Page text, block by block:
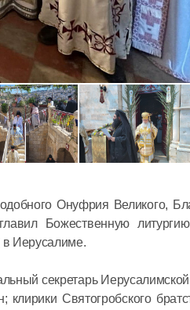
Онуфрия Великого,
Божественную
в Иерусалиме.
секретарь
Святогробского
Антоний
Церкви
12 июля в 14:45
встречу